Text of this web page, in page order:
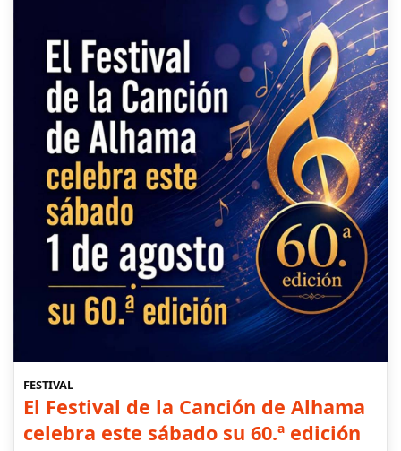
FESTIVAL
El Festival de la Canción de Alhama
celebra este sábado su 60.ª edición